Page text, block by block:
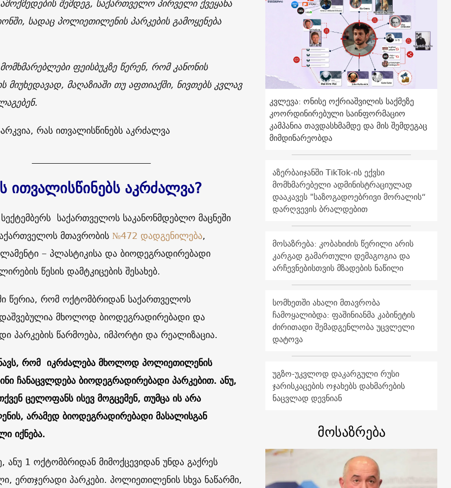
შემდეგ, საქართველო პირველი ქვეყანა
სადაც პოლიეთილენის პარკების გამოყენება
ფეისბუკზე წერენ, რომ კანონის
მიუხედავად, მაღაზიაში თუ აფთიაქში, ნივთებს კვლავ
რას ითვალისწინებს აკრძალვა
ითვალისწინებს აკრძალვა?
საქართველოს საკანონმდებლო მაცნეში
მთავრობის№472 დადგენილება,
− პლასტიკისა და ბიოდეგრადირებადი
წესის დამტკიცების შესახებ.
წერია, რომ ოქტომბრიდან საქართველოს
მხოლოდ ბიოდეგრადირებადი და
პარკების წარმოება, იმპორტი და რეალიზაცია.
რომ იკრძალება მხოლოდ პოლიეთილენის
ჩანაცვლდება ბიოდეგრადირებადი პარკებით. ანუ,
ცელოფანს ისევ მოგცემენ, თუმცა ის არა
არამედ ბიოდეგრადირებადი მასალისგან
იქნება.
ანუ 1 ოქტომბრიდან მიმოქცევიდან უნდა გაქრეს
ერთჯერადი პარკები. პოლიეთილენის სხვა ნაწარმი,
კვლევა: ონისე ოქრიაშვილის საქმეზე
კოორდინირებული საინფორმაციო
კამპანია თავდასხმამდე და მის შემდეგაც
მიმდინარეობდა
აზერბაიჯანში TikTok-ის ექვსი
მომხმარებელი ადმინისტრაციულად
დააკავეს "საზოგადოებრივი მორალის“
დარღვევის ბრალდებით
მოსაზრება: კობახიძის წერილი არის
კარგად გამართული დემაგოგია და
არჩევნებისთვის მზადების ნაწილი
სომხეთში ახალი მთავრობა
ჩამოყალიბდა: ფაშინიანმა კაბინეტის
ძირითადი შემადგენლობა უცვლელი
დატოვა
უგზო-უკვლოდ დაკარგული რუსი
ჯარისკაცების ოჯახებს დახმარების
ნაცვლად დევნიან
მოსაზრება